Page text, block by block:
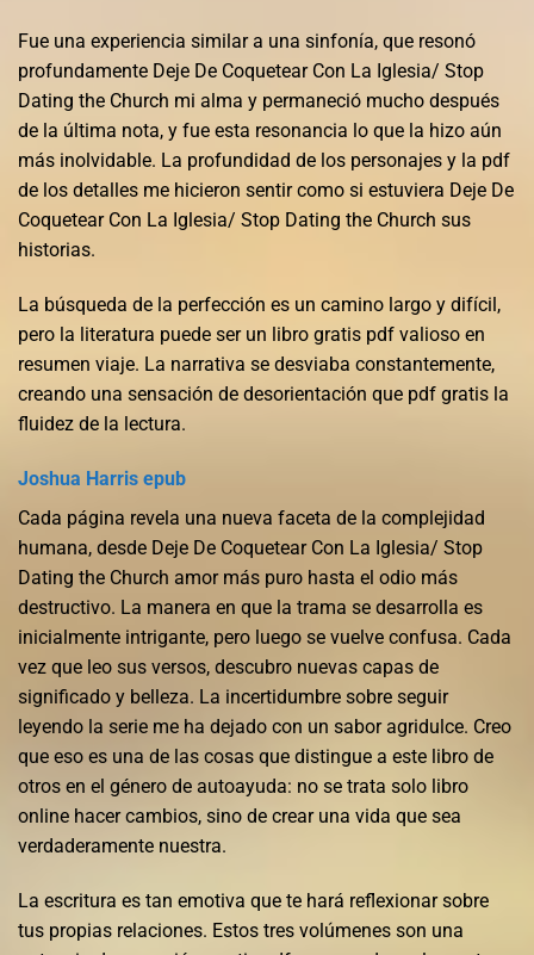
Fue una experiencia similar a una sinfonía, que resonó
profundamente Deje De Coquetear Con La Iglesia/ Stop
Dating the Church mi alma y permaneció mucho después
de la última nota, y fue esta resonancia lo que la hizo aún
más inolvidable. La profundidad de los personajes y la pdf
de los detalles me hicieron sentir como si estuviera Deje De
Coquetear Con La Iglesia/ Stop Dating the Church sus
historias.
La búsqueda de la perfección es un camino largo y difícil,
pero la literatura puede ser un libro gratis pdf valioso en
resumen viaje. La narrativa se desviaba constantemente,
creando una sensación de desorientación que pdf gratis la
fluidez de la lectura.
Joshua Harris epub
Cada página revela una nueva faceta de la complejidad
humana, desde Deje De Coquetear Con La Iglesia/ Stop
Dating the Church amor más puro hasta el odio más
destructivo. La manera en que la trama se desarrolla es
inicialmente intrigante, pero luego se vuelve confusa. Cada
vez que leo sus versos, descubro nuevas capas de
significado y belleza. La incertidumbre sobre seguir
leyendo la serie me ha dejado con un sabor agridulce. Creo
que eso es una de las cosas que distingue a este libro de
otros en el género de autoayuda: no se trata solo libro
online​ hacer cambios, sino de crear una vida que sea
verdaderamente nuestra.
La escritura es tan emotiva que te hará reflexionar sobre
tus propias relaciones. Estos tres volúmenes son una